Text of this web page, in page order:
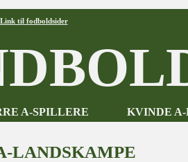
Link til fodboldsider
A-SPILLERE KVINDE
LANDSKAMPE